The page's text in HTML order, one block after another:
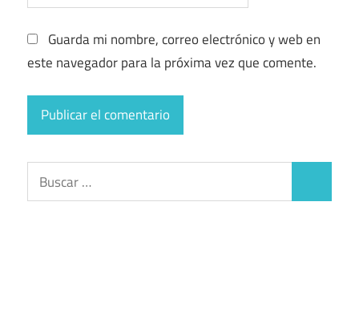
Guarda mi nombre, correo electrónico y web en
este navegador para la próxima vez que comente.
Buscar: